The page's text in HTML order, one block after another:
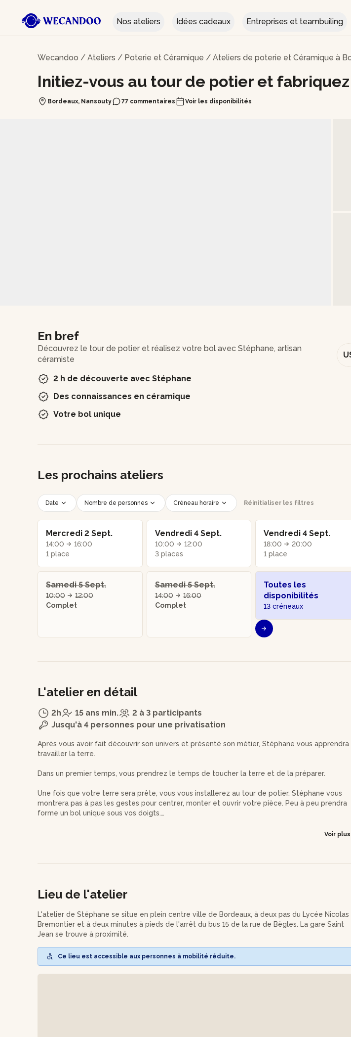
Nos ateliers Idées cadeaux Entreprises et teambuiling
Wecandoo / Ateliers / Poterie et Céramique / Ateliers de poterie et Céramique à
Initiez-vous au tour de potier et
Bordeaux, Nansouty 77 commentaires Voir les disponibilités
En bref
Découvrez le tour de potier et réalisez votre bol avec Stéphane, artisan
céramiste
2 h de découverte avec Stéphane
Des connaissances en céramique
Votre bol unique
Les prochains ateliers
Date Nombre de personnes Créneau horaire Réinitialiser les filtres
Mercredi 2 Sept.
14:00
16:00
1 place
Vendredi 4 Sept.
10:00
12:00
3 places
Vendredi 4 Sept.
18:00
20:00
1 place
Samedi 5 Sept.
10:00
12:00
Complet
Samedi 5 Sept.
14:00
16:00
Complet
Toutes les
disponibilités
13 créneaux
L'atelier en détail
2h 15 ans min.
2 à 3 participants
Jusqu'à 4 personnes pour une privatisation
Après vous avoir fait découvrir son univers et présenté son métier, Stéphane vous apprendra
travailler la terre.
Dans un premier temps, vous prendrez le temps de toucher la terre et de la préparer.
Une fois que votre terre sera prête, vous vous installerez au tour de potier. Stéphane vous
montrera pas à pas les gestes pour centrer, monter et ouvrir votre pièce. Peu à peu prendra
forme un bol unique sous vos doigts.
maximum pour récupérer votre pièce.
barbotine !
Voir plus
Lieu de l'atelier
L'atelier de Stéphane se situe en plein centre ville de Bordeaux, à deux pas du Lycée Nicolas
Bremontier et à deux minutes à pieds de l'arrêt du bus 15 de la rue de Bègles. La gare Saint
Jean se trouve à proximité.
Ce lieu est accessible aux personnes à mobilité réduite.